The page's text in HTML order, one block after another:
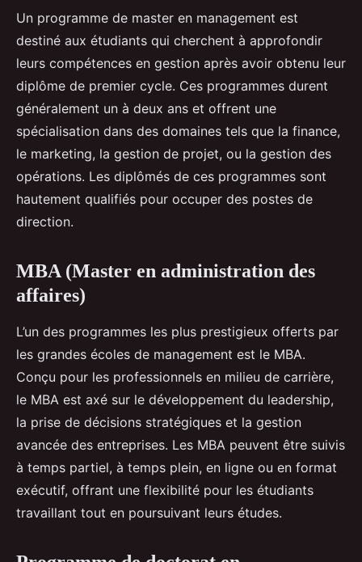
Un programme de master en management est
destiné aux étudiants qui cherchent à approfondir
leurs compétences en gestion après avoir obtenu leur
diplôme de premier cycle. Ces programmes durent
généralement un à deux ans et offrent une
spécialisation dans des domaines tels que la finance,
le marketing, la gestion de projet, ou la gestion des
opérations. Les diplômés de ces programmes sont
hautement qualifiés pour occuper des postes de
direction.
MBA (Master en administration des
affaires)
L’un des programmes les plus prestigieux offerts par
les grandes écoles de management est le MBA.
Conçu pour les professionnels en milieu de carrière,
le MBA est axé sur le développement du leadership,
la prise de décisions stratégiques et la gestion
avancée des entreprises. Les MBA peuvent être suivis
à temps partiel, à temps plein, en ligne ou en format
exécutif, offrant une flexibilité pour les étudiants
travaillant tout en poursuivant leurs études.